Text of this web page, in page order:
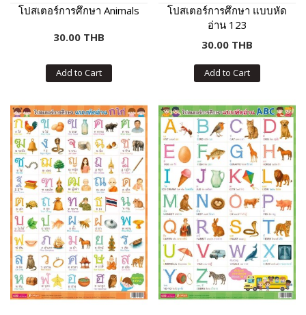
โปสเตอร์การศึกษา Animals
30.00 THB
Add to Cart
โปสเตอร์การศึกษา แบบหัด
อ่าน 123
30.00 THB
Add to Cart